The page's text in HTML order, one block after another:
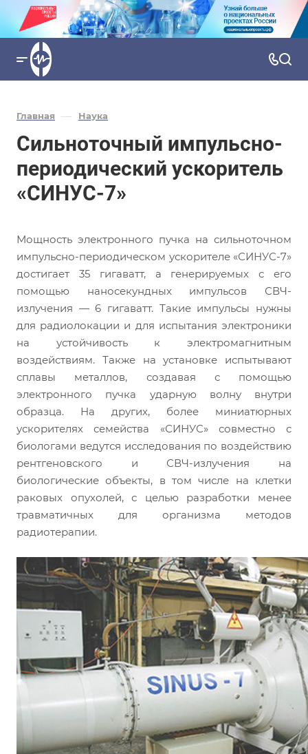
Главная — Наука
Сильноточный импульсно-
периодический ускоритель
«СИНУС-7»
Мощность электронного пучка на сильноточном
импульсно-периодическом ускорителе «СИНУС-7»
достигает 35 гигаватт, а генерируемых с его
помощью наносекундных импульсов СВЧ-
излучения — 6 гигаватт. Такие импульсы нужны
для радиолокации и для испытания электроники
на устойчивость к электромагнитным
воздействиям. Также на установке испытывают
сплавы металлов, создавая с помощью
электронного пучка ударную волну внутри
образца. На других, более миниатюрных
ускорителях семейства «СИНУС» совместно с
биологами ведутся исследования по воздействию
рентгеновского и СВЧ-излучения на
биологические объекты, в том числе на клетки
раковых опухолей, с целью разработки менее
травматичных для организма методов
радиотерапии.